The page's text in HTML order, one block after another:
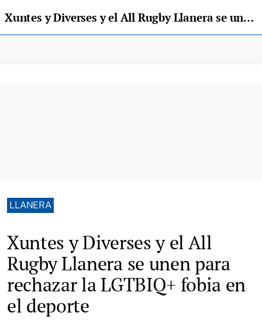
Xuntes y Diverses y el All Rugby Llanera se unen para rechazar la LGTBIQ+ fobia en el deporte
LLANERA
Xuntes y Diverses y el All
Rugby Llanera se unen para
rechazar la LGTBIQ+ fobia en
el deporte